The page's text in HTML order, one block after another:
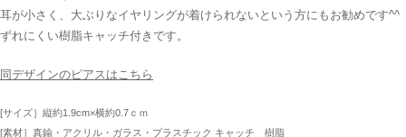
耳が小さく、大ぶりなイヤリングが着けられないという方にもお勧めです^^
ずれにくい樹脂キャッチ付きです。
同デザインのピアスはこちら
[サイズ］縦約1.9cm×横約0.7ｃｍ
[素材］真鍮・アクリル・ガラス・プラスチック キャッチ 樹脂